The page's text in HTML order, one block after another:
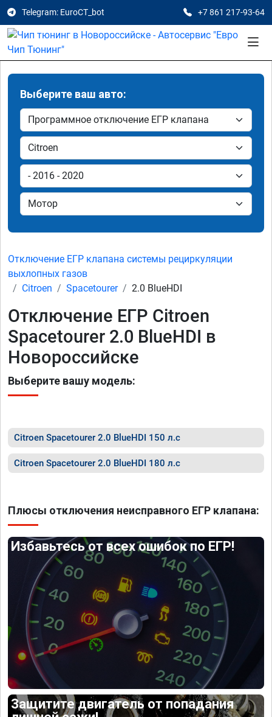
Telegram: EuroCT_bot +7 861 217-93-64
Выберите ваш авто:
Отключение ЕГР клапана системы рециркуляции
выхлопных газов
Citroen
Spacetourer 2.0 BlueHDI
Отключение ЕГР Citroen
Spacetourer 2.0 BlueHDI в
Новороссийске
Выберите вашу модель:
Citroen Spacetourer 2.0 BlueHDI 150 л.с
Citroen Spacetourer 2.0 BlueHDI 180 л.с
Плюсы отключения неисправного ЕГР клапана:
Избавьтесь от всех ошибок по ЕГР!
Защитите двигатель от попадания